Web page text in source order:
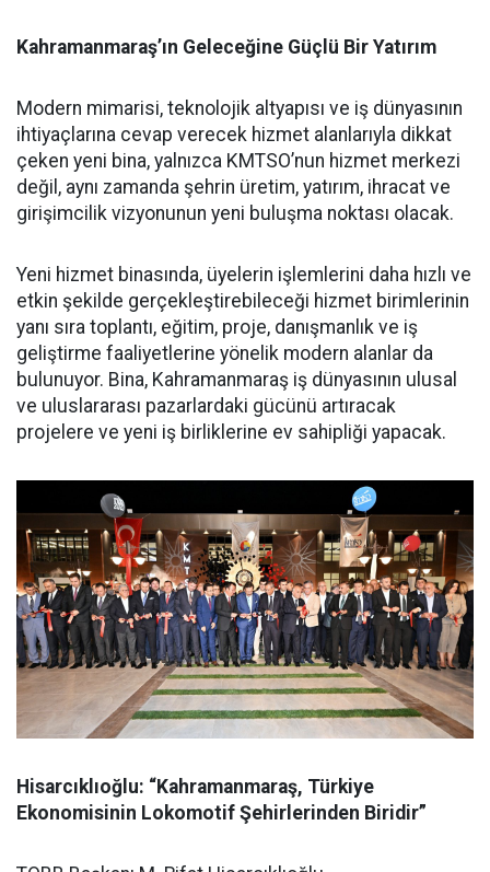
Kahramanmaraş’ın Geleceğine Güçlü Bir Yatırım
Modern mimarisi, teknolojik altyapısı ve iş dünyasının
ihtiyaçlarına cevap verecek hizmet alanlarıyla dikkat
çeken yeni bina, yalnızca KMTSO’nun hizmet merkezi
değil, aynı zamanda şehrin üretim, yatırım, ihracat ve
girişimcilik vizyonunun yeni buluşma noktası olacak.
Yeni hizmet binasında, üyelerin işlemlerini daha hızlı ve
etkin şekilde gerçekleştirebileceği hizmet birimlerinin
yanı sıra toplantı, eğitim, proje, danışmanlık ve iş
geliştirme faaliyetlerine yönelik modern alanlar da
bulunuyor. Bina, Kahramanmaraş iş dünyasının ulusal
ve uluslararası pazarlardaki gücünü artıracak
projelere ve yeni iş birliklerine ev sahipliği yapacak.
Hisarcıklıoğlu: “Kahramanmaraş, Türkiye
Ekonomisinin Lokomotif Şehirlerinden Biridir”